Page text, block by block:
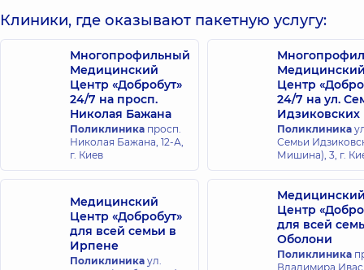
Михальнюк
Богдан
Викторович
Хирург; Хирург
проктолог;
Эндоскопист,5 лет
опыта
Алексей
Витальевич
Эндоскопист,14
лет опыта
Миляновская
Анна Олеговна
Эндоскопист,16
Клиники, где оказывают пакетную услугу:
Многопрофильный
Медицинский
Центр «Добробут»
24/7 на просп.
Николая Бажана
Поликлиника просп.
Николая Бажана, 12-А,
г. Киев
Центр
24/7 на ул.
Идзиковских
Поликлиника
Семьи
Мишина), 3, г.
Медицинский
Центр «Добробут»
для всей семьи в
Ирпене
Поликлиника ул.
Центр
для всей
Оболони
Поликлиника
Владимира